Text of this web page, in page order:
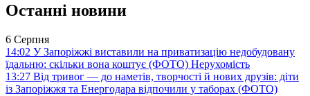
Останні новини
6 Серпня
14:02 У Запоріжжі виставили на приватизацію недобудовану
їдальню: скільки вона коштує (ФОТО) Нерухомість
13:27 Від тривог — до наметів, творчості й нових друзів: діти
із Запоріжжя та Енергодара відпочили у таборах (ФОТО)